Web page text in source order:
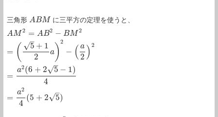
三角形 ABM
ABM
に三平方の定理を使うと、
AM 2 = AB2 − BM 2
= ( 5
–
√ + 1
2
a )
2
− ( a
2 ) 2
=
a2(6 + 2 5
–
√ − 1)
4
=
a2
4
(5 + 2 5
–
√ )
AM2=AB2−BM2 =( 5+12a)